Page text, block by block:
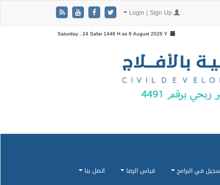
Saturday , 24 Safar 1448 H as8 August 2026 Y
في البرامج قياس الرضا اتصل بنا